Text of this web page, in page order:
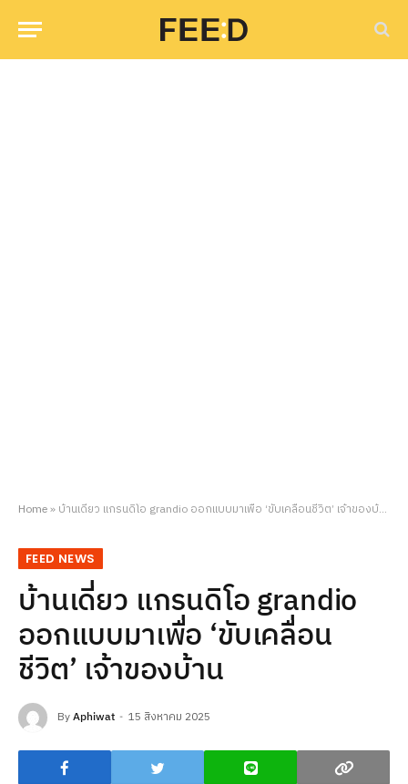
Home» บ้านเดี่ยว แกรนดิโอ grandio ออกแบบมาเพื่อ ‘ขับเคลื่อนชีวิต’ เจ้าของบ้าน
FEED NEWS
บ้านเดี่ยว แกรนดิโอ grandio
ออกแบบมาเพื่อ ‘ขับเคลื่อน
ชีวิต’ เจ้าของบ้าน
ByAphiwat 15 สิงหาคม 2025